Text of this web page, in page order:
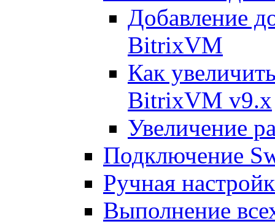
Добавление
BitrixVM
Как
BitrixVM v9.x
Увеличение
Подключение
Ручная
Выполнение